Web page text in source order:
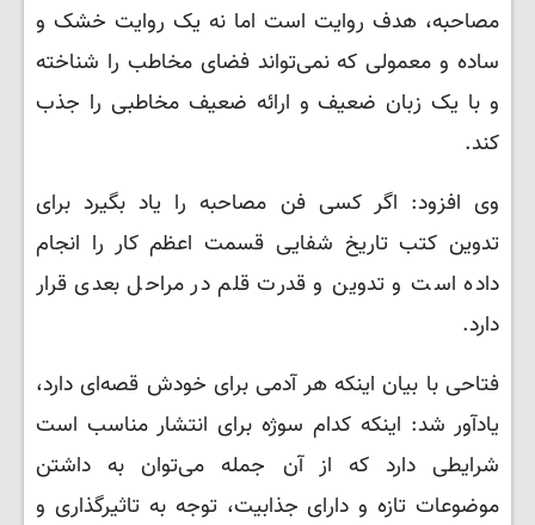
مصاحبه، هدف روایت است اما نه یک روایت خشک و
ساده و معمولی که نمی‌تواند فضای مخاطب را شناخته
و با یک زبان ضعیف و ارائه ضعیف مخاطبی را جذب
کند.
وی افزود: اگر کسی فن مصاحبه را یاد بگیرد برای
تدوین کتب تاریخ شفایی قسمت اعظم کار را انجام
داده است و تدوین و قدرت قلم در مراحل بعدی قرار
دارد.
فتاحی با بیان اینکه هر آدمی برای خودش قصه‌ای دارد،
یادآور شد: اینکه کدام سوژه برای انتشار مناسب است
شرایطی دارد که از آن جمله می‌توان به داشتن
موضوعات تازه و دارای جذابیت، توجه به تاثیرگذاری و